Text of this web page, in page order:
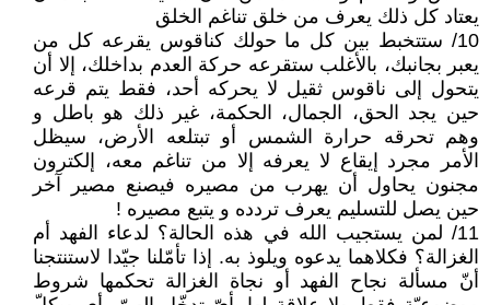
يعتاد كل ذلك يعرف من خلق تناغم الخلق
10/ ستتخبط بين كل ما حولك كناقوس يقرعه كل من
يعبر بجانبك، بالأغلب ستقرعه حركة العدم بداخلك، إلا أن
يتحول إلى ناقوس ثقيل لا يحركه أحد، فقط يتم قرعه
حين يجد الحق، الجمال، الحكمة، غير ذلك هو باطل و
وهم تحرقه حرارة الشمس أو تبتلعه الأرض، سيظل
الأمر مجرد إيقاع لا يعرفه إلا من تناغم معه، إلكترون
مجنون يحاول أن يهرب من مصيره فيصنع مصير آخر
حين يصل للتسليم يعرف تردده و يتبع مصيره !
11/ لمن يستجيب الله في هذه الحالة؟ لدعاء الفهد أم
الغزالة؟ فكلاهما يدعوه ويلوذ به. إذا تأمّلنا جيّدا لاستنتجنا
أنّ مسألة نجاح الفهد أو نجاة الغزالة تحكمها شروط